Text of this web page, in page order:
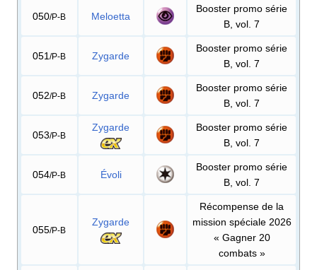
050/P-B Meloetta
Booster promo série
B, vol. 7
051 /P-B Zygarde
Booster promo série
B, vol. 7
052/P-B Zygarde
Booster promo série
B, vol. 7
053/P-B
Zygarde
Booster promo série
B, vol. 7
054/P-B Évoli
Booster promo série
B, vol. 7
055/P-B
Zygarde
Récompense de la
mission spéciale 2026
« Gagner 20
combats »